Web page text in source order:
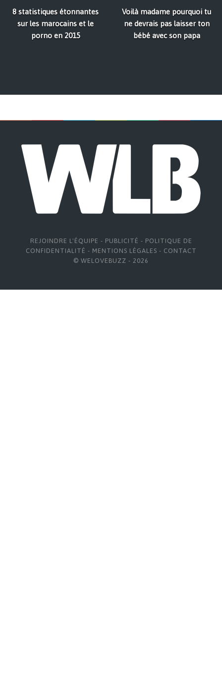
8 statistiques étonnantes
sur les marocains et le
porno en 2015
Voilà madame pourquoi tu
ne devrais pas laisser ton
bébé avec son papa
REJOINDRE L'ÉQUIPE - PUBLICITÉ - POLITIQUE DE
CONFIDENTIALITÉ - MENTIONS LÉGALES - CONTACT
© WELOVEBUZZ - 2026